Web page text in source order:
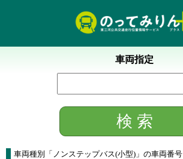
車両指定
車両種別 「 ノンステップバス(小型) 」 の車両番号